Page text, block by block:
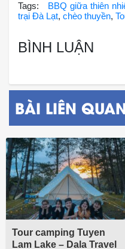
Tags: BBQ giữa thiên
trại Đà Lạt, chèo thuyền,
BÌNH LUẬN
BÀI LIÊN
Tour camping Tuyen
Lam Lake – Dala Travel